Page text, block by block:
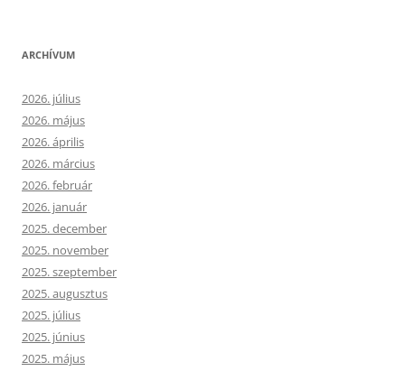
ARCHÍVUM
2026. július
2026. május
2026. április
2026. március
2026. február
2026. január
2025. december
2025. november
2025. szeptember
2025. augusztus
2025. július
2025. június
2025. május